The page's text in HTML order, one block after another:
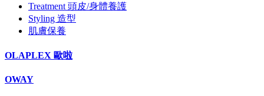
Treatment 頭皮/身體養護
Styling 造型
肌膚保養
OLAPLEX 歐啦
OWAY